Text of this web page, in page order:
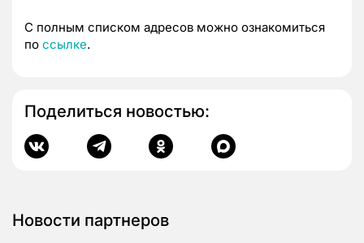
С полным списком адресов можно ознакомиться
по ссылке.
Поделиться новостью:
Новости партнеров